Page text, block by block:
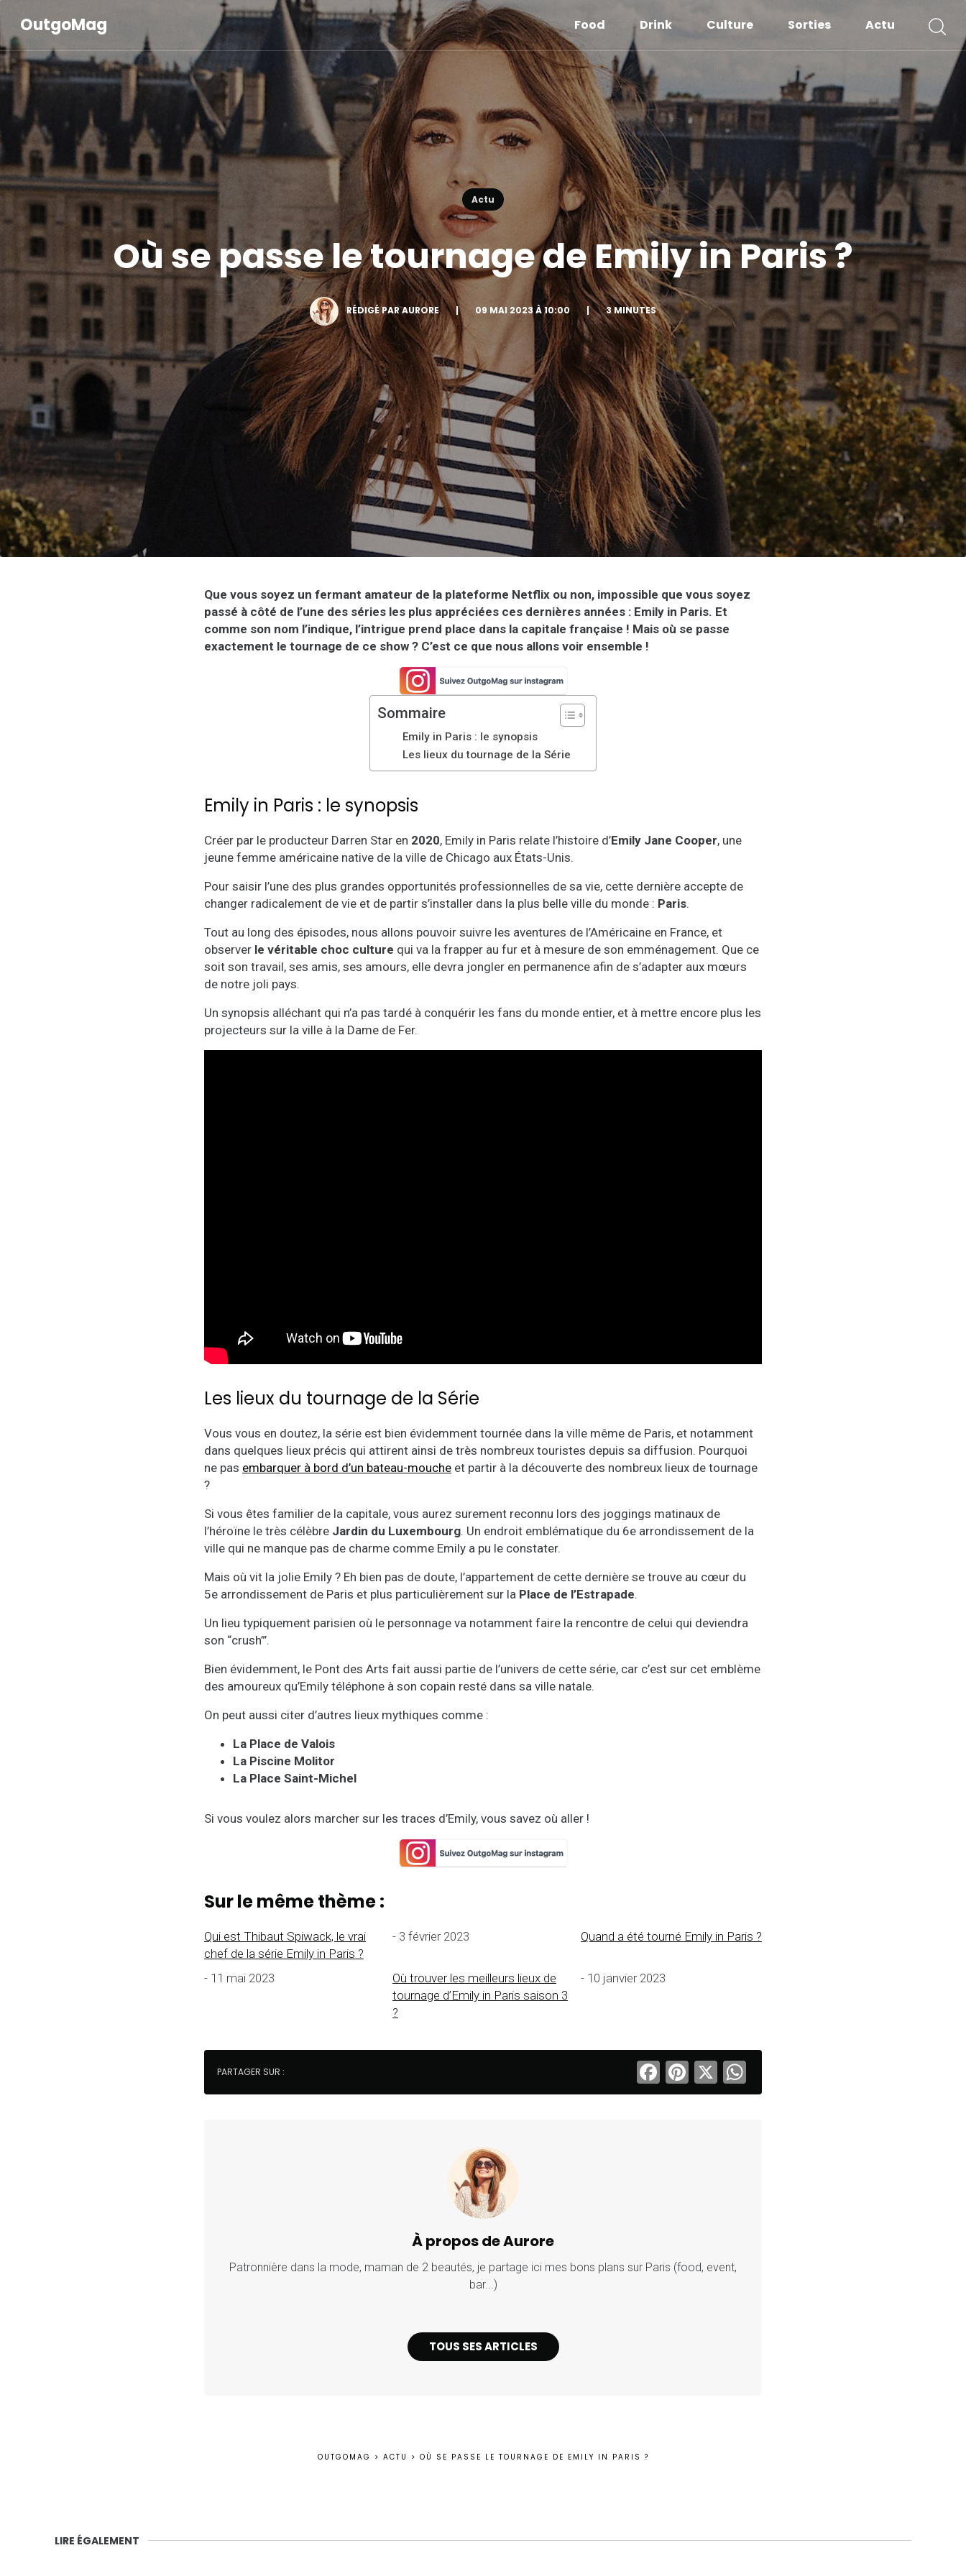
OutgoMag Food Drink Culture Sorties Actu
Actu
Où se passe le tournage de Emily in Paris ?
RÉDIGÉ PAR AURORE | 09 MAI 2023 À 10:00 | 3 MINUTES
Que vous soyez un fermant amateur de la plateforme Netflix ou non, impossible que vous soyez
passé à côté de l’une des séries les plus appréciées ces dernières années : Emily in Paris. Et
comme son nom l’indique, l’intrigue prend place dans la capitale française ! Mais où se passe
exactement le tournage de ce show ? C’est ce que nous allons voir ensemble !
Sommaire
Emily in Paris : le synopsis
Les lieux du tournage de la Série
Emily in Paris : le synopsis
Créer par le producteur Darren Star en 2020, Emily in Paris relate l’histoire d’Emily Jane Cooper, une
jeune femme américaine native de la ville de Chicago aux États-Unis.
Pour saisir l’une des plus grandes opportunités professionnelles de sa vie, cette dernière accepte de
changer radicalement de vie et de partir s’installer dans la plus belle ville du monde : Paris.
Tout au long des épisodes, nous allons pouvoir suivre les aventures de l’Américaine en France, et
observer le véritable choc culture qui va la frapper au fur et à mesure de son emménagement. Que ce
soit son travail, ses amis, ses amours, elle devra jongler en permanence afin de s’adapter aux mœurs
de notre joli pays.
Un synopsis alléchant qui n’a pas tardé à conquérir les fans du monde entier, et à mettre encore plus les
projecteurs sur la ville à la Dame de Fer.
Les lieux du tournage de la Série
Vous vous en doutez, la série est bien évidemment tournée dans la ville même de Paris, et notamment
dans quelques lieux précis qui attirent ainsi de très nombreux touristes depuis sa diffusion. Pourquoi
ne pas embarquer à bord d’un bateau-mouche et partir à la découverte des nombreux lieux de tournage
?
Si vous êtes familier de la capitale, vous aurez surement reconnu lors des joggings matinaux de
l’héroïne le très célèbre Jardin du Luxembourg. Un endroit emblématique du 6e arrondissement de la
ville qui ne manque pas de charme comme Emily a pu le constater.
Mais où vit la jolie Emily ? Eh bien pas de doute, l’appartement de cette dernière se trouve au cœur du
5e arrondissement de Paris et plus particulièrement sur la Place de l’Estrapade.
Un lieu typiquement parisien où le personnage va notamment faire la rencontre de celui qui deviendra
son “crush”’.
Bien évidemment, le Pont des Arts fait aussi partie de l’univers de cette série, car c’est sur cet emblème
des amoureux qu’Emily téléphone à son copain resté dans sa ville natale.
On peut aussi citer d’autres lieux mythiques comme :
La Place de Valois
La Piscine Molitor
La Place Saint-Michel
Si vous voulez alors marcher sur les traces d’Emily, vous savez où aller !
Sur le même thème :
Qui est Thibaut Spiwack, le vrai
chef de la série Emily in Paris ?
- 3 février 2023 Quand a été tourné Emily in Paris ?
- 11 mai 2023
Où trouver les meilleurs lieux de
tournage d’Emily in Paris saison 3
?
- 10 janvier 2023
PARTAGER SUR : Facebook
Pinterest
X
À propos de Aurore
Patronnière dans la mode, maman de 2 beautés, je partage ici mes bons plans sur Paris (food, event,
bar...)
TOUS SES ARTICLES
OUTGOMAG > ACTU > OÙ SE PASSE LE TOURNAGE DE EMILY IN PARIS ?
LIRE ÉGALEMENT